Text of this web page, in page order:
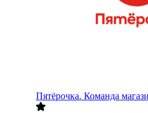
Пятёрочка. Команда